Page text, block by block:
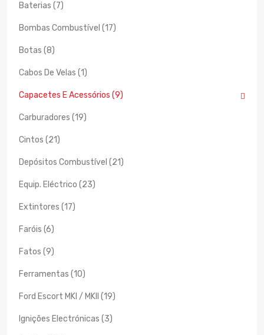
Baterias (7)
Bombas Combustível (17)
Botas (8)
Cabos De Velas (1)
Capacetes E Acessórios (9)
Carburadores (19)
Cintos (21)
Depósitos Combustível (21)
Equip. Eléctrico (23)
Extintores (17)
Faróis (6)
Fatos (9)
Ferramentas (10)
Ford Escort MKI / MKII (19)
Ignições Electrónicas (3)